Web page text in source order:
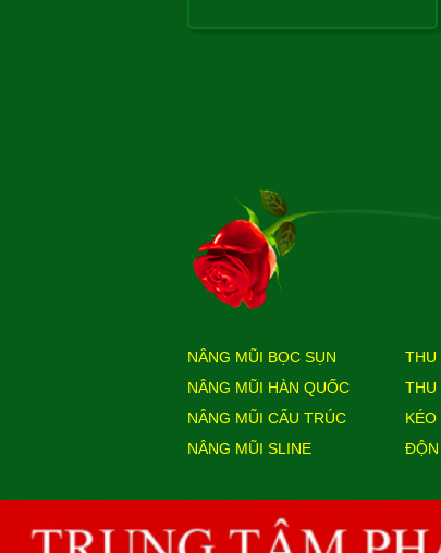
NÂNG MŨI BỌC SỤN
NÂNG MŨI HÀN QUỐC
NÂNG MŨI CẤU TRÚC
NÂNG MŨI SLINE
THU
THU
ĐỘN